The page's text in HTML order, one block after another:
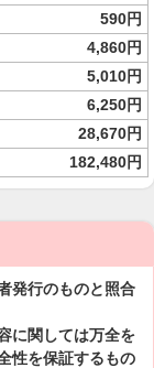
590円
4,860円
5,010円
6,250円
28,670円
182,480円
発行のものと照合
に関しては万全を
性を保証するもの